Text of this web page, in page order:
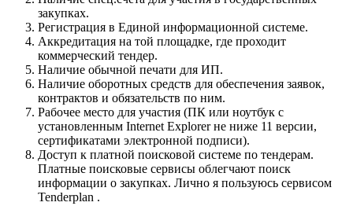
закупках.
Регистрация в Единой информационной системе.
Аккредитация на той площадке, где проходит
коммерческий тендер.
Наличие обычной печати для ИП.
Наличие оборотных средств для обеспечения заявок,
контрактов и обязательств по ним.
Рабочее место для участия (ПК или ноутбук с
установленным Internet Explorer не ниже 11 версии,
сертификатами электронной подписи).
Доступ к платной поисковой системе по тендерам.
Платные поисковые сервисы облегчают поиск
информации о закупках. Лично я пользуюсь сервисом
Tenderplan .